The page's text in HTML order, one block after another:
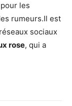
les
rumeurs.Il est
sociaux
rose, qui a